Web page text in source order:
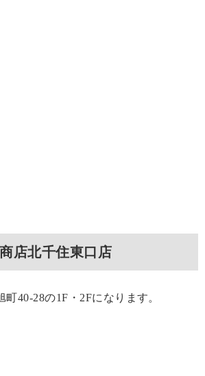
店北千住東口店
40-28の1F・2Fになります。